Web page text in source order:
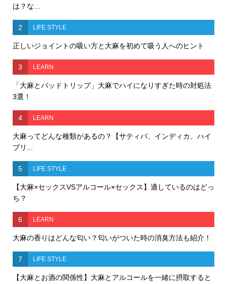
は？な...
2 LIFE STYLE
正しいジョイントの吸い方と大麻を初めて吸う人へのヒント
3 LEARN
「大麻とバッドトリップ」大麻でハイになりすぎた時の対処法
3選！
4 LEARN
大麻ってどんな種類があるの？【サティバ、インディカ、ハイ
ブリ...
5 LIFE STYLE
【大麻×セックスVSアルコール×セックス】適しているのはどっ
ち？
6 LEARN
大麻の香りはどんな匂い？匂いがついた時の消臭方法も紹介！
7 LIFE STYLE
【大麻とお酒の関係性】大麻とアルコールを一緒に摂取すると